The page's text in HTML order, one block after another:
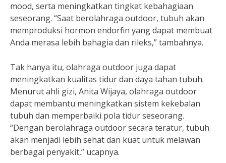
mood, serta meningkatkan tingkat kebahagiaan
seseorang. “Saat berolahraga outdoor, tubuh akan
memproduksi hormon endorfin yang dapat membuat
Anda merasa lebih bahagia dan rileks,” tambahnya.
Tak hanya itu, olahraga outdoor juga dapat
meningkatkan kualitas tidur dan daya tahan tubuh.
Menurut ahli gizi, Anita Wijaya, olahraga outdoor
dapat membantu meningkatkan sistem kekebalan
tubuh dan memperbaiki pola tidur seseorang.
“Dengan berolahraga outdoor secara teratur, tubuh
akan menjadi lebih sehat dan kuat untuk melawan
berbagai penyakit,” ucapnya.